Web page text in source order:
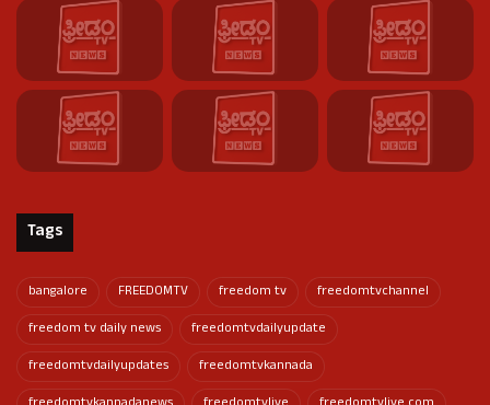
Tags
bangalore FREEDOMTV freedom tv
freedomtvchannel
freedom tv daily news
freedomtvdailyupdate
freedomtvdailyupdates
freedomtvkannada